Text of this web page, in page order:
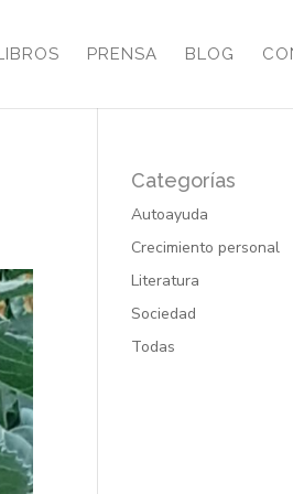
PRENSA BLOG
Categorías
Autoayuda
Crecimiento personal
Literatura
Sociedad
Todas